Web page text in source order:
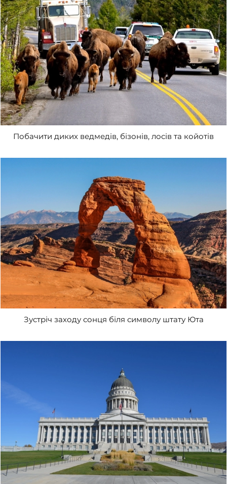
Побачити диких ведмедів, бізонів, лосів та койотів
Зустріч заходу сонця біля символу штату Юта